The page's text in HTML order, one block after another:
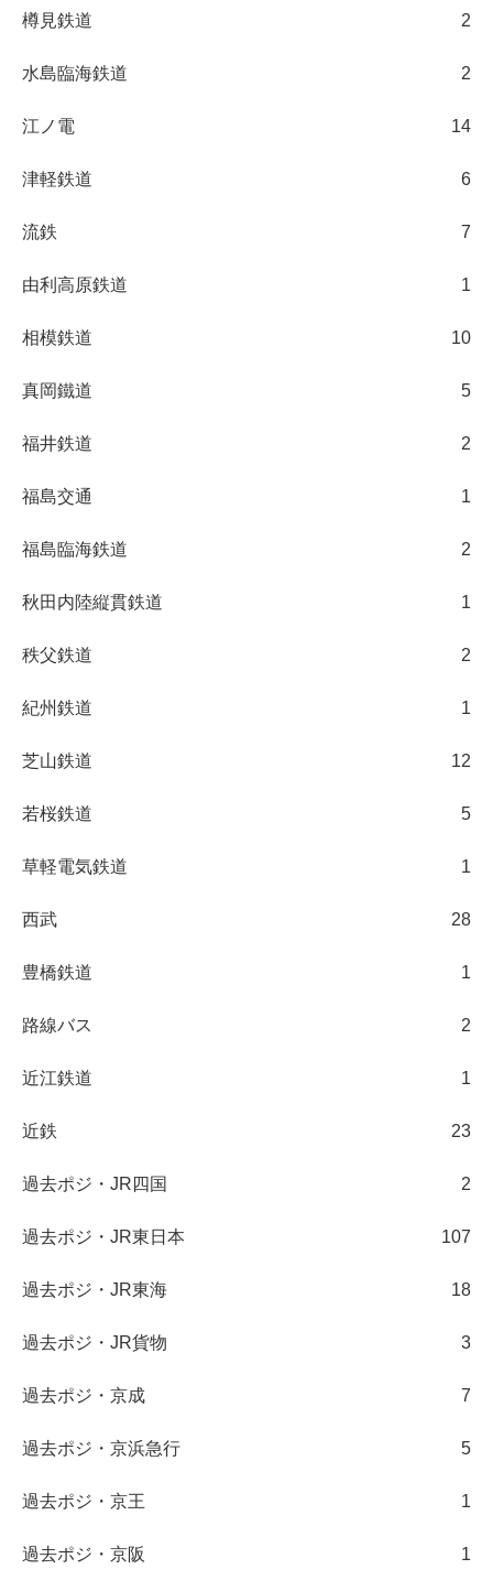
樽見鉄道 2
水島臨海鉄道 2
江ノ電 14
津軽鉄道 6
流鉄 7
由利高原鉄道 1
相模鉄道 10
真岡鐵道 5
福井鉄道 2
福島交通 1
福島臨海鉄道 2
秋田内陸縦貫鉄道 1
秩父鉄道 2
紀州鉄道 1
芝山鉄道 12
若桜鉄道 5
草軽電気鉄道 1
西武 28
豊橋鉄道 1
路線バス 2
近江鉄道 1
近鉄 23
過去ポジ・JR四国 2
過去ポジ・JR東日本 107
過去ポジ・JR東海 18
過去ポジ・JR貨物 3
過去ポジ・京成 7
過去ポジ・京浜急行 5
過去ポジ・京王 1
過去ポジ・京阪 1